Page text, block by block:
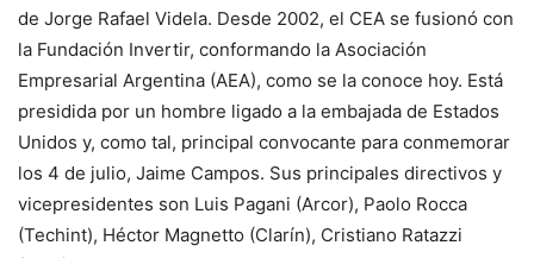
de Jorge Rafael Videla. Desde 2002, el CEA se fusionó con
la Fundación Invertir, conformando la Asociación
Empresarial Argentina (AEA), como se la conoce hoy. Está
presidida por un hombre ligado a la embajada de Estados
Unidos y, como tal, principal convocante para conmemorar
los 4 de julio, Jaime Campos. Sus principales directivos y
vicepresidentes son Luis Pagani (Arcor), Paolo Rocca
(Techint), Héctor Magnetto (Clarín), Cristiano Ratazzi